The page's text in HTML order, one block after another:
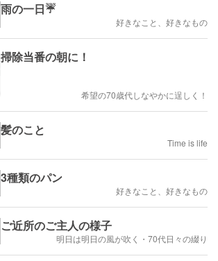
雨の一日☔️
好きなこと、好きなもの
掃除当番の朝に！
希望の70歳代しなやかに逞しく！
髪のこと
Time is life
3種類のパン
好きなこと、好きなもの
ご近所のご主人の様子
明日は明日の風が吹く・70代日々の綴り